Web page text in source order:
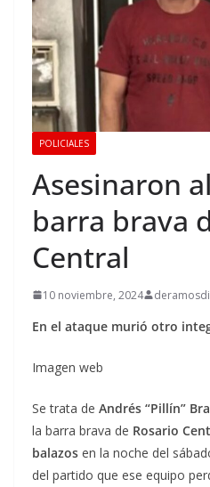
POLICIALES
Asesinaron
barra brava
Central
10 noviembre, 2024
En el ataque murió otro
Imagen web
Se trata de Andrés “Pillín”
la barra brava de Rosario
balazos en la noche del
del partido que ese equipo